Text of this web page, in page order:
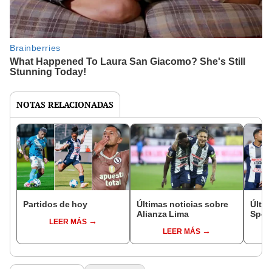
NOTAS RELACIONADAS
Partidos de hoy
LEER MÁS
Últimas noticias sobre
Alianza Lima
LEER MÁS